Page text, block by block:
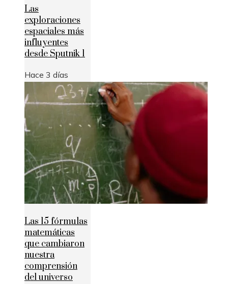
Las
exploraciones
espaciales más
influyentes
desde Sputnik 1
Hace 3 días
Las 15 fórmulas
matemáticas
que cambiaron
nuestra
comprensión
del universo